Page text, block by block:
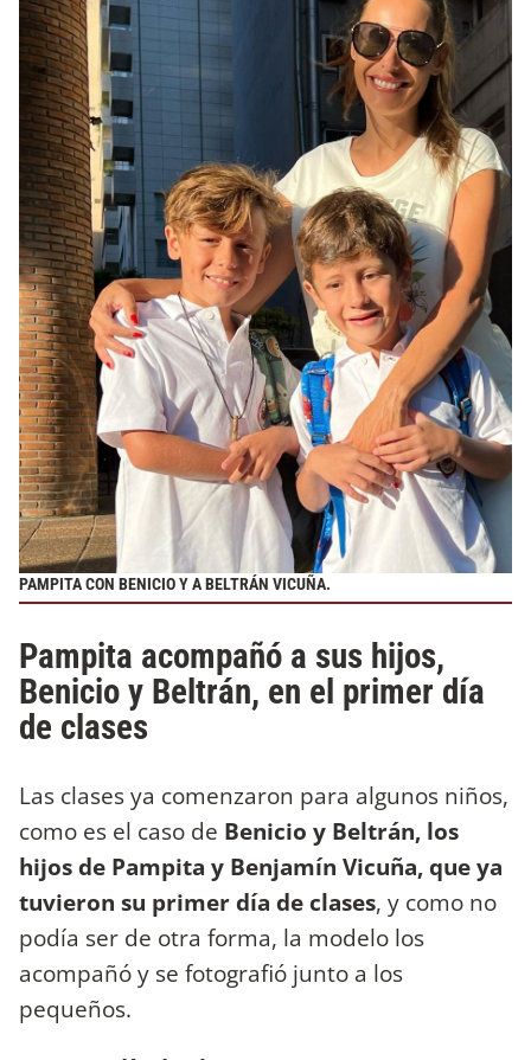
PAMPITA CON BENICIO Y A BELTRÁN VICUÑA.
Pampita acompañó a sus hijos,
Benicio y Beltrán, en el primer día
de clases
Las clases ya comenzaron para algunos niños,
como es el caso de Benicio y Beltrán, los
hijos de Pampita y Benjamín Vicuña, que ya
tuvieron su primer día de clases, y como no
podía ser de otra forma, la modelo los
acompañó y se fotografió junto a los
pequeños.